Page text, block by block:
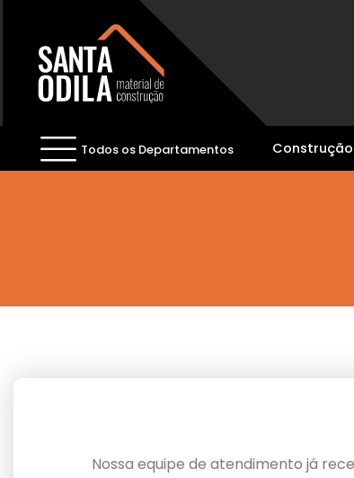
Todos os Departamentos Construção
Nossa equipe de atendimento já